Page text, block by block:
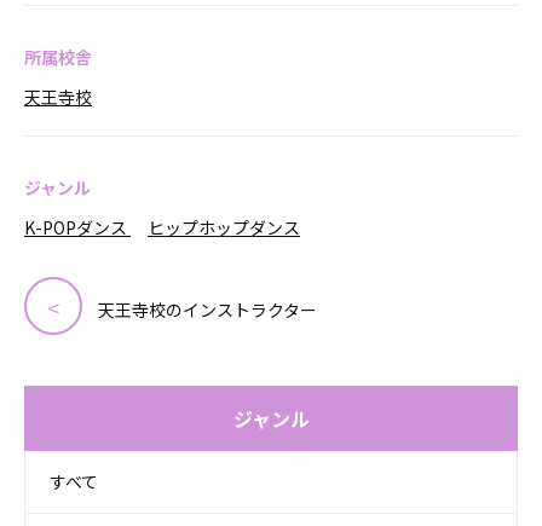
所属校舎
天王寺校
ジャンル
K-POPダンス
ヒップホップダンス
天王寺校のインストラクター
ジャンル
すべて